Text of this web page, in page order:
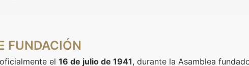
FUNDACIÓN
el 16 de julio de 1941, durante la Asamblea